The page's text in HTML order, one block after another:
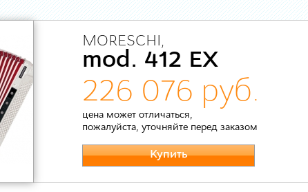
MORESCHI,
mod. 412 EX
226 076 руб.
цена может отличаться,
пожалуйста, уточняйте перед заказом
Купить